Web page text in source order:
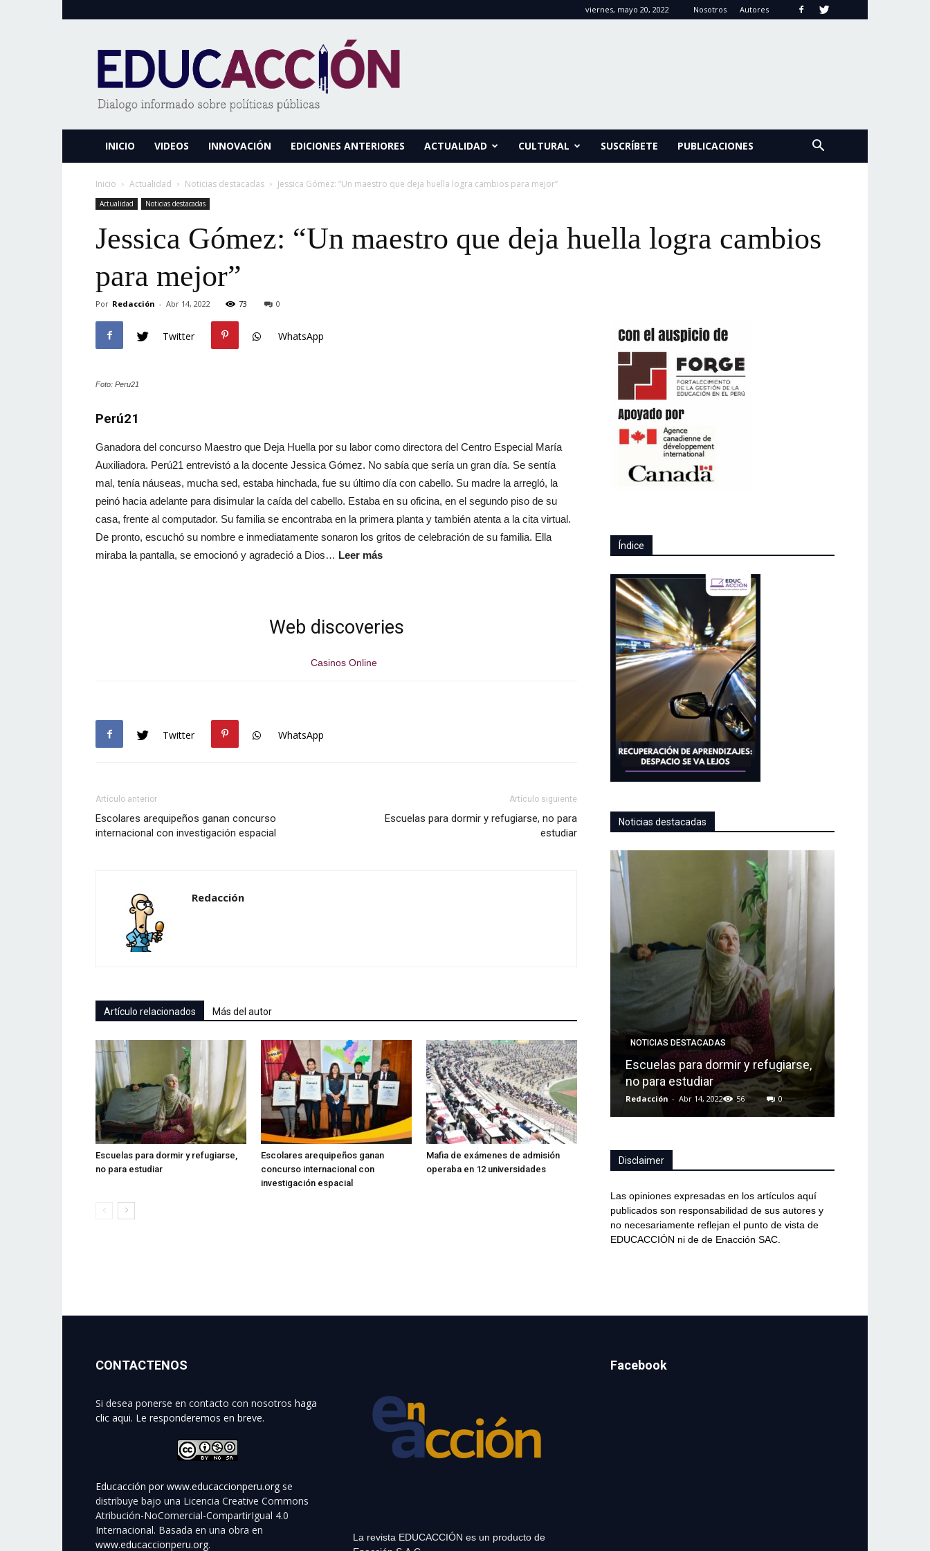
viernes, mayo 20, 2022 Nosotros Autores
INICIO VIDEOS INNOVACIÓN EDICIONES ANTERIORES ACTUALIDAD CULTURAL SUSCRÍBETE PUBLICACIONES
Inicio Actualidad Noticias destacadas Jessica Gómez: “Un maestro que deja huella logra cambios para mejor”
Actualidad Noticias destacadas
Jessica Gómez: “Un maestro que deja huella logra cambios
para mejor”
Por Redacción - Abr 14, 2022 73 0
Twitter WhatsApp
Foto: Peru21
Perú21
Ganadora del concurso Maestro que Deja Huella por su labor como directora del Centro Especial María
Auxiliadora. Perú21 entrevistó a la docente Jessica Gómez. No sabía que sería un gran día. Se sentía
mal, tenía náuseas, mucha sed, estaba hinchada, fue su último día con cabello. Su madre la arregló, la
peinó hacia adelante para disimular la caída del cabello. Estaba en su oficina, en el segundo piso de su
casa, frente al computador. Su familia se encontraba en la primera planta y también atenta a la cita virtual.
De pronto, escuchó su nombre e inmediatamente sonaron los gritos de celebración de su familia. Ella
miraba la pantalla, se emocionó y agradeció a Dios… Leer más
Web discoveries
Casinos Online
Twitter WhatsApp
Artículo anterior
Escolares arequipeños ganan concurso
internacional con investigación espacial
Artículo siguiente
Escuelas para dormir y refugiarse, no para
estudiar
Redacción
Artículo relacionados Más del autor
Escuelas para dormir y refugiarse,
no para estudiar
Escolares arequipeños ganan
concurso internacional con
investigación espacial
Mafia de exámenes de admisión
operaba en 12 universidades
Índice
Noticias destacadas
NOTICIAS DESTACADAS
Escuelas para dormir y refugiarse,
no para estudiar
Redacción - Abr 14, 2022 56 0
Disclaimer
Las opiniones expresadas en los artículos aquí
publicados son responsabilidad de sus autores y
no necesariamente reflejan el punto de vista de
EDUCACCIÓN ni de de Enacción SAC.
CONTACTENOS
Si desea ponerse en contacto con nosotros haga
clic aqui. Le responderemos en breve.
Educacción por www.educaccionperu.org se
distribuye bajo una Licencia Creative Commons
Atribución-NoComercial-CompartirIgual 4.0
Internacional. Basada en una obra en
www.educaccionperu.org.
La revista EDUCACCIÓN es un producto de
Facebook